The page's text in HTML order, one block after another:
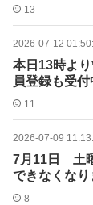
13
2026-07-12
本日13時よ
員登録も受付
11
2026-07-09
7月11日 土
できなくな
8